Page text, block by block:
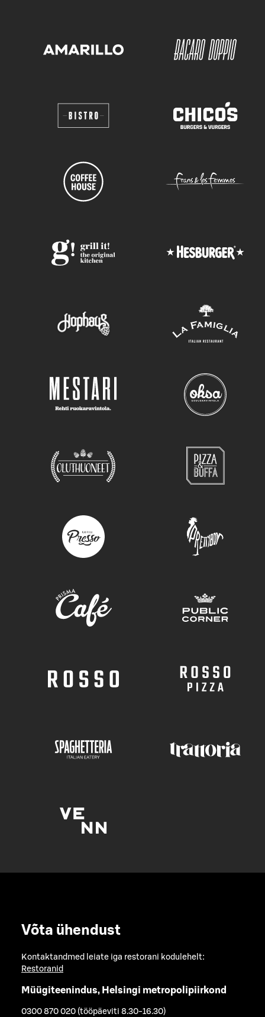
Võta ühendust
Kontaktandmed leiate iga restorani kodulehelt:
Restoranid
Müügiteenindus, Helsingi metropolipiirkond
0300 870 020 (tööpäeviti 8.30-16.30)